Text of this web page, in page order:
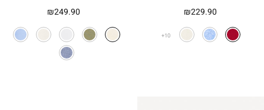
₪229.90
10
₪249.90